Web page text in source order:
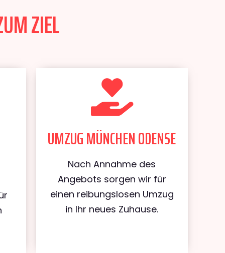
ZIEL
UMZUG MÜNCHEN ODENSE
Nach Annahme des
Angebots sorgen wir für
einen reibungslosen Umzug
in Ihr neues Zuhause.